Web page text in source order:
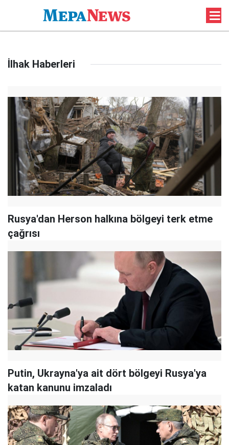
İlhak Haberleri
Rusya'dan Herson halkına bölgeyi terk etme
çağrısı
Putin, Ukrayna'ya ait dört bölgeyi Rusya'ya
katan kanunu imzaladı